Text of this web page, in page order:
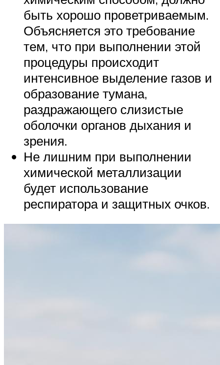
быть хорошо проветриваемым.
Объясняется это требование
тем, что при выполнении этой
процедуры происходит
интенсивное выделение газов и
образование тумана,
раздражающего слизистые
оболочки органов дыхания и
зрения.
Не лишним при выполнении
химической металлизации
будет использование
респиратора и защитных очков.